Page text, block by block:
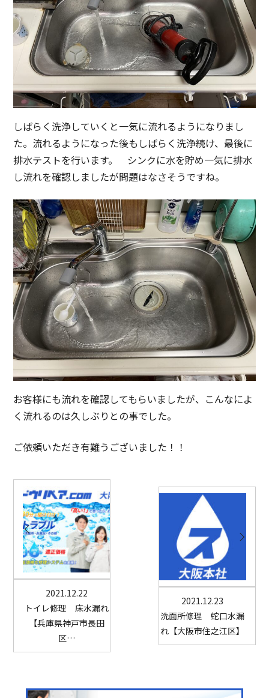
しばらく洗浄していくと一気に流れるようになりまし
た。流れるようになった後もしばらく洗浄続け、最後に
排水テストを行います。 シンクに水を貯め一気に排水
し流れを確認しましたが問題はなさそうですね。
お客様にも流れを確認してもらいましたが、こんなによ
く流れるのは久しぶりとの事でした。
ご依頼いただき有難うございました！！
2021.12.22
トイレ修理 床水漏れ
【兵庫県神戸市長田
区…
2021.12.23
洗面所修理 蛇口水漏
れ【大阪市住之江区】